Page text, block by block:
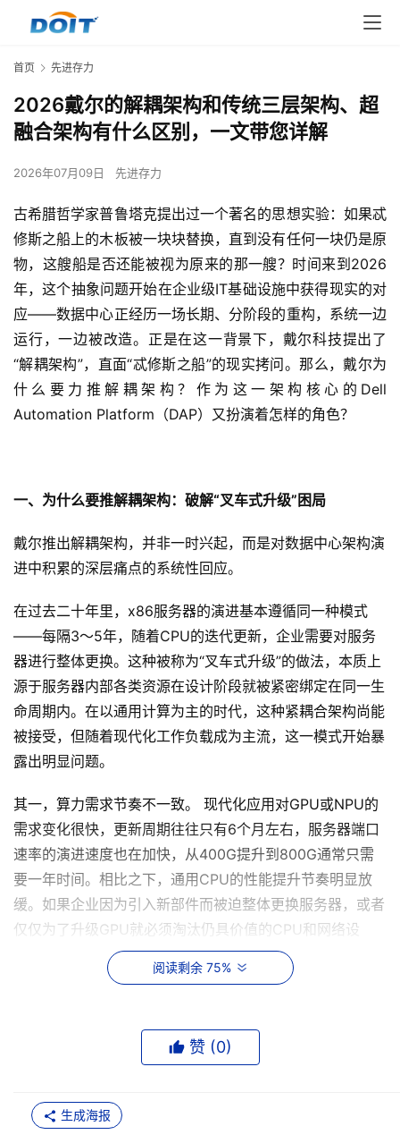
首页 先进存力
2026戴尔的解耦架构和传统三层架构、超
融合架构有什么区别，一文带您详解
2026年07月09日 先进存力
古希腊哲学家普鲁塔克提出过一个著名的思想实验：如果忒
修斯之船上的木板被一块块替换，直到没有任何一块仍是原
物，这艘船是否还能被视为原来的那一艘？时间来到2026
年，这个抽象问题开始在企业级IT基础设施中获得现实的对
应——数据中心正经历一场长期、分阶段的重构，系统一边
运行，一边被改造。正是在这一背景下，戴尔科技提出了
“解耦架构”，直面“忒修斯之船”的现实拷问。那么，戴尔为
什么要力推解耦架构？作为这一架构核心的Dell
Automation Platform（DAP）又扮演着怎样的角色？
一、为什么要推解耦架构：破解“叉车式升级”困局
戴尔推出解耦架构，并非一时兴起，而是对数据中心架构演
进中积累的深层痛点的系统性回应。
在过去二十年里，x86服务器的演进基本遵循同一种模式
——每隔3～5年，随着CPU的迭代更新，企业需要对服务
器进行整体更换。这种被称为“叉车式升级”的做法，本质上
源于服务器内部各类资源在设计阶段就被紧密绑定在同一生
命周期内。在以通用计算为主的时代，这种紧耦合架构尚能
被接受，但随着现代化工作负载成为主流，这一模式开始暴
露出明显问题。
其一，算力需求节奏不一致。 现代化应用对GPU或NPU的
需求变化很快，更新周期往往只有6个月左右，服务器端口
速率的演进速度也在加快，从400G提升到800G通常只需
要一年时间。相比之下，通用CPU的性能提升节奏明显放
缓。如果企业因为引入新部件而被迫整体更换服务器，或者
仅仅为了升级GPU就必须淘汰仍具价值的CPU和网络设
施，整体拥有成本将迅速上升。
CRM系统；另一类是基于容器和微服务架构的现代化应
之间容易形成集成断层，增加系统整合和运维的复杂度。
阅读剩余 75%
赞 (0)
生成海报